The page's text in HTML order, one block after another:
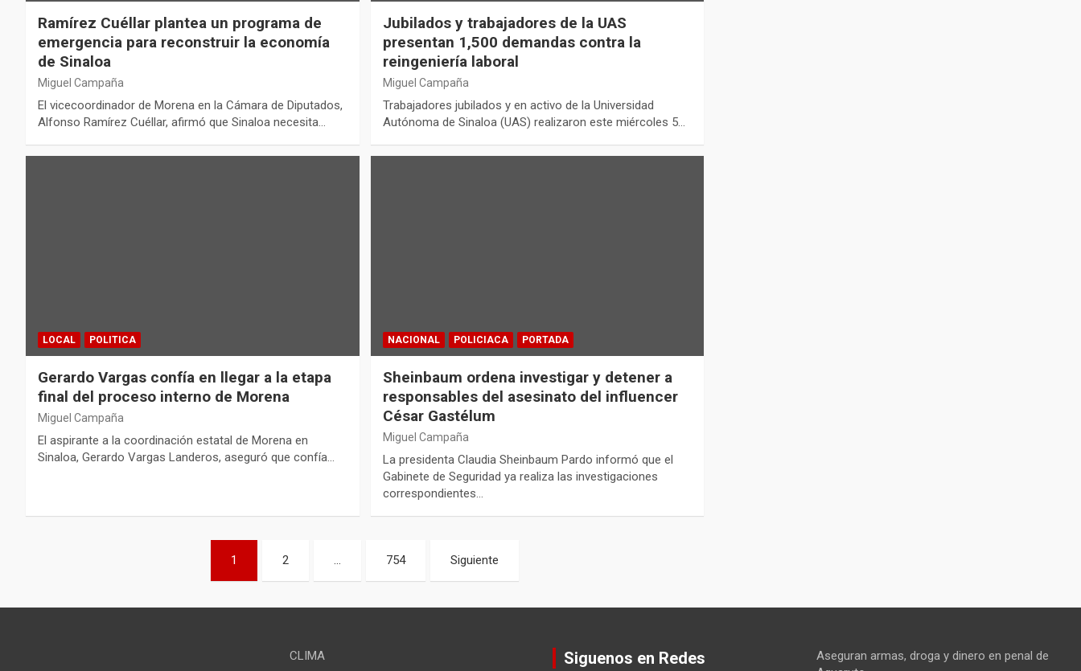
Ramírez Cuéllar plantea un programa de
emergencia para reconstruir la economía
de Sinaloa
Miguel Campaña
El vicecoordinador de Morena en la Cámara de Diputados,
Alfonso Ramírez Cuéllar, afirmó que Sinaloa necesita…
Jubilados y trabajadores de la UAS
presentan 1,500 demandas contra la
reingeniería laboral
Miguel Campaña
Trabajadores jubilados y en activo de la Universidad
Autónoma de Sinaloa (UAS) realizaron este miércoles 5…
LOCAL POLITICA
Gerardo Vargas confía en llegar a la etapa
final del proceso interno de Morena
Miguel Campaña
El aspirante a la coordinación estatal de Morena en
Sinaloa, Gerardo Vargas Landeros, aseguró que confía…
NACIONAL POLICIACA PORTADA
Sheinbaum ordena investigar y detener a
responsables del asesinato del influencer
César Gastélum
Miguel Campaña
La presidenta Claudia Sheinbaum Pardo informó que el
Gabinete de Seguridad ya realiza las investigaciones
correspondientes…
1 2 … 754 Siguiente
CLIMA
Siguenos en Redes
Aseguran armas, droga y dinero en penal de